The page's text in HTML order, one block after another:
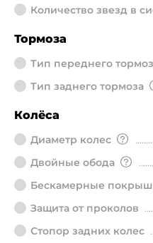
Количество звезд в
Тормоза
Тип переднего
Тип заднего тормоза
Колёса
Диаметр колeс
Двойные обода
Бескамерные
Защита от проколов
Стопор задних колес